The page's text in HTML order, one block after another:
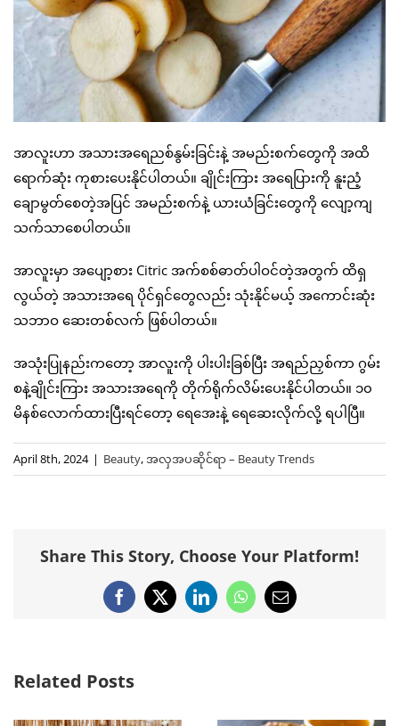
အာလူးဟာ အသားအရေညစ်နွမ်းခြင်းနဲ့ အမည်းစက်တွေကို အထိ
ရောက်ဆုံး ကုစားပေးနိုင်ပါတယ်။ ချိုင်းကြား အရေပြားကို နူးညံ့
ချောမွတ်စေတဲ့အပြင် အမည်းစက်နဲ့ ယားယံခြင်းတွေကို လျော့ကျ
သက်သာစေပါတယ်။
အာလူးမှာ အပျော့စား Citric အက်စစ်ဓာတ်ပါဝင်တဲ့အတွက် ထိရှ
လွယ်တဲ့ အသားအရေ ပိုင်ရှင်တွေလည်း သုံးနိုင်မယ့် အကောင်းဆုံး
သဘာဝ ဆေးတစ်လက် ဖြစ်ပါတယ်။
အသုံးပြုနည်းကတော့ အာလူးကို ပါးပါးခြစ်ပြီး အရည်ညှစ်ကာ ဂွမ်း
စနဲ့ချိုင်းကြား အသားအရေကို တိုက်ရိုက်လိမ်းပေးနိုင်ပါတယ်။ ၁၀
မိနစ်လောက်ထားပြီးရင်တော့ ရေအေးနဲ့ ရေဆေးလိုက်လို့ ရပါပြီ။
April 8th, 2024 | Beauty,အလှအပဆိုင်ရာ – Beauty Trends
Share This Story, Choose Your Platform!
Facebook
X LinkedInWhatsApp
Email
Related Posts